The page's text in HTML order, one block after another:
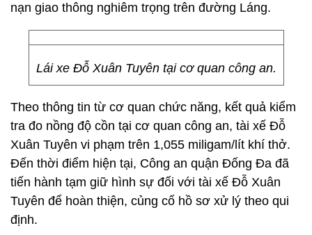
nạn giao thông nghiêm trọng trên đường Láng.
Lái xe Đỗ Xuân Tuyên tại cơ quan công an.
Theo thông tin từ cơ quan chức năng, kết quả kiểm
tra đo nồng độ cồn tại cơ quan công an, tài xế Đỗ
Xuân Tuyên vi phạm trên 1,055 miligam/lít khí thở.
Đến thời điểm hiện tại, Công an quận Đống Đa đã
tiến hành tạm giữ hình sự đối với tài xế Đỗ Xuân
Tuyên để hoàn thiện, củng cố hồ sơ xử lý theo qui
định.